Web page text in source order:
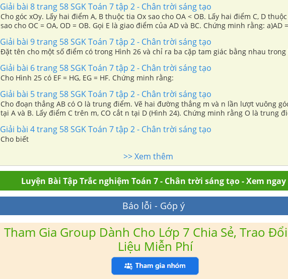
Giải bài 8 trang 58 SGK Toán 7 tập 2 - Chân trời sáng tạo
Cho góc xOy. Lấy hai điểm A, B thuộc tia Ox sao cho OA < OB. Lấy hai điểm C, D
sao cho OC = OA, OD = OB. Gọi E là giao điểm của AD và BC. Chứng minh rằng: a)AD
Giải bài 9 trang 58 SGK Toán 7 tập 2 - Chân trời sáng tạo
Đặt tên cho một số điểm có trong Hình 26 và chỉ ra ba cặp tam giác bằng nhau
Giải bài 6 trang 58 SGK Toán 7 tập 2 - Chân trời sáng tạo
Cho Hình 25 có EF = HG, EG = HF. Chứng minh rằng:
Giải bài 5 trang 58 SGK Toán 7 tập 2 - Chân trời sáng tạo
Cho đoạn thẳng AB có O là trung điểm. Vẽ hai đường thẳng m và n lần lượt vuông
tại A và B. Lấy điểm C trên m, CO cắt n tại D (Hình 24). Chứng minh rằng O là trung
Giải bài 4 trang 58 SGK Toán 7 tập 2 - Chân trời sáng tạo
Cho biết
>> Xem thêm
Luyện Bài Tập Trắc nghiệm Toán 7 - Chân trời sáng tạo - Xem ngay
Báo lỗi - Góp ý
Tham Gia Group Dành Cho Lớp 7 Chia Sẻ, Trao
Liệu Miễn Phí